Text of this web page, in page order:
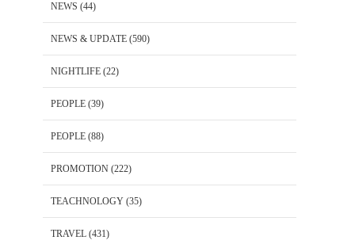
NEWS (44)
NEWS & UPDATE (590)
NIGHTLIFE (22)
PEOPLE (39)
PEOPLE (88)
PROMOTION (222)
TEACHNOLOGY (35)
TRAVEL (431)